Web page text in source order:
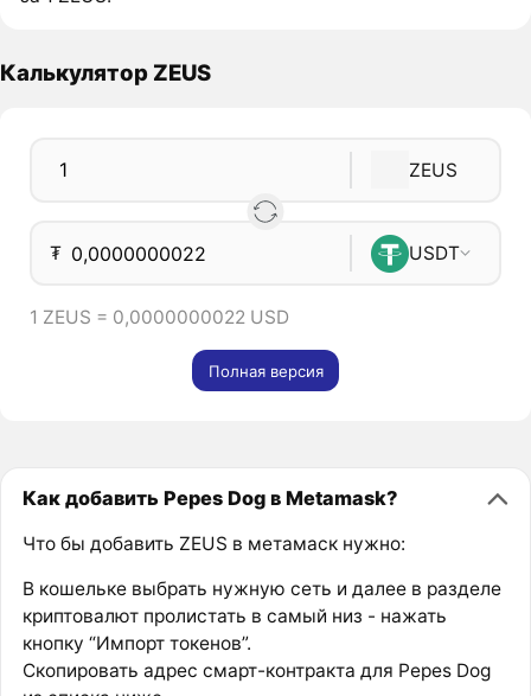
Калькулятор ZEUS
ZEUS
₮ USDT
1 ZEUS = 0,0000000022 USD
Полная версия
Как добавить Pepes Dog в Metamask?
Что бы добавить ZEUS в метамаск нужно:
В кошельке выбрать нужную сеть и далее в разделе
криптовалют пролистать в самый низ - нажать
кнопку “Импорт токенов”.
Скопировать адрес смарт-контракта для Pepes Dog